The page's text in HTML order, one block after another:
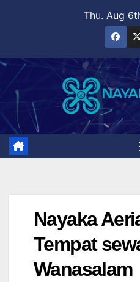
Thu. Aug
Nayaka
Tempat
Wanasalam